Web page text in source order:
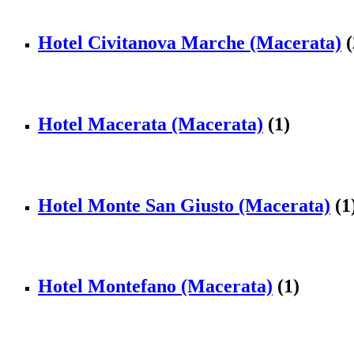
Hotel Civitanova Marche (Macerata)
Hotel Macerata (Macerata) (1)
Hotel Monte San Giusto (Macerata)
Hotel Montefano (Macerata) (1)